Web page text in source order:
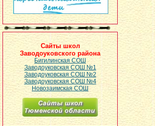
Сайты школ
Заводоуковского района
Бигилинская СОШ
Заводоуковская СОШ №1
Заводоуковская СОШ №2
Заводоуковская СОШ №4
Новозаимская СОШ